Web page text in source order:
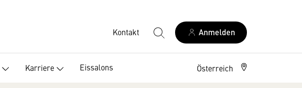
Kontakt Anmelden
Karriere Eissalons Österreich